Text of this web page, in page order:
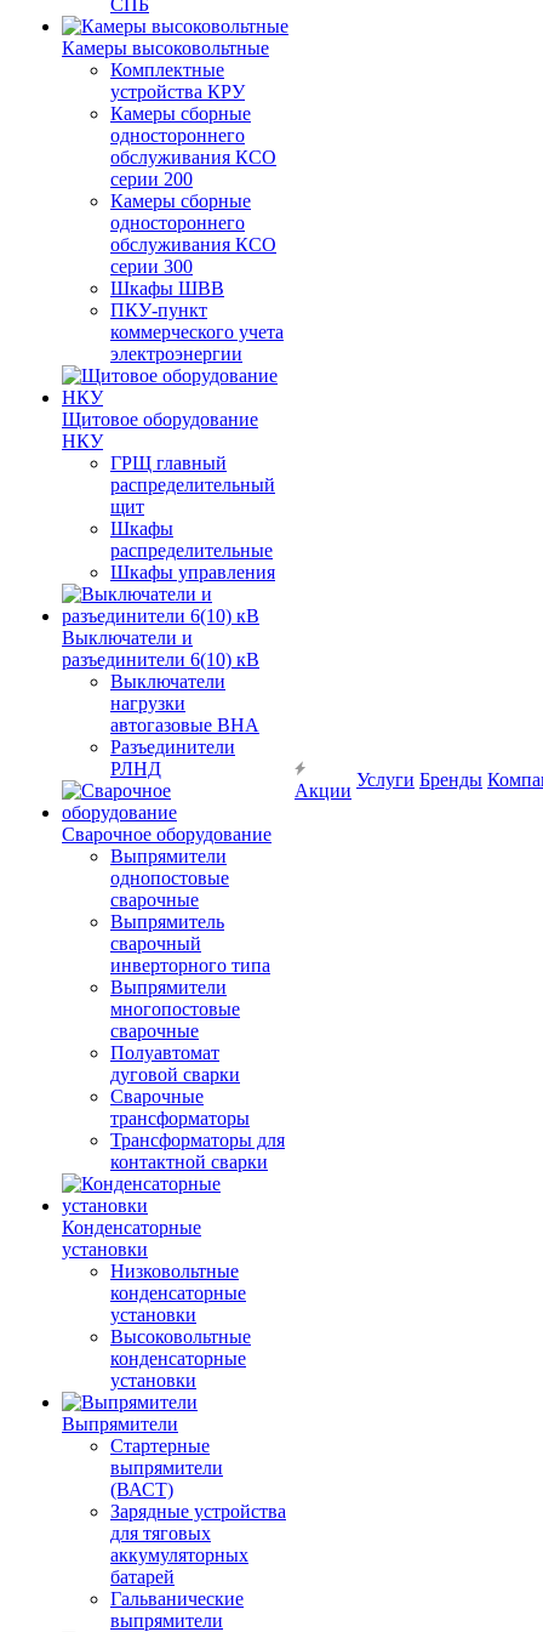
СПБ
Камеры высоковольтные
Комплектные
устройства КРУ
Камеры сборные
одностороннего
обслуживания КСО
серии 200
Камеры сборные
одностороннего
обслуживания КСО
серии 300
Шкафы ШВВ
ПКУ-пункт
коммерческого учета
электроэнергии
Щитовое оборудование
НКУ
ГРЩ главный
распределительный
щит
Шкафы
распределительные
Шкафы управления
Выключатели и
разъединители 6(10) кВ
Выключатели
нагрузки
автогазовые ВНА
Разъединители
РЛНД
Сварочное оборудование
Выпрямители
однопостовые
сварочные
Выпрямитель
сварочный
инверторного типа
Выпрямители
многопостовые
сварочные
Полуавтомат
дуговой сварки
Сварочные
трансформаторы
Трансформаторы для
контактной сварки
Конденсаторные
установки
Низковольтные
конденсаторные
установки
Высоковольтные
конденсаторные
установки
Выпрямители
Стартерные
выпрямители
(ВАСТ)
Зарядные устройства
для тяговых
аккумуляторных
батарей
Гальванические
выпрямители
Акции
Услуги Бренды